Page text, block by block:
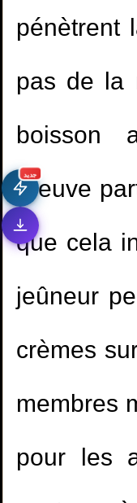
جديد
pénètrent
pas de la
boisson
preuve
que cela
jeûneur
crèmes
membres
pour les
1.Etudier dans
2.la personne